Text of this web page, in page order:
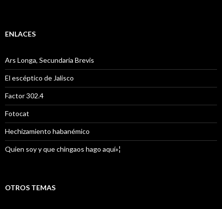
ENLACES
Ars Longa, Secundaria Brevis
El escéptico de Jalisco
Factor 302.4
Fotocat
Hechizamiento habanémico
Quien soy y que chingaos hago aquí»¦
OTROS TEMAS